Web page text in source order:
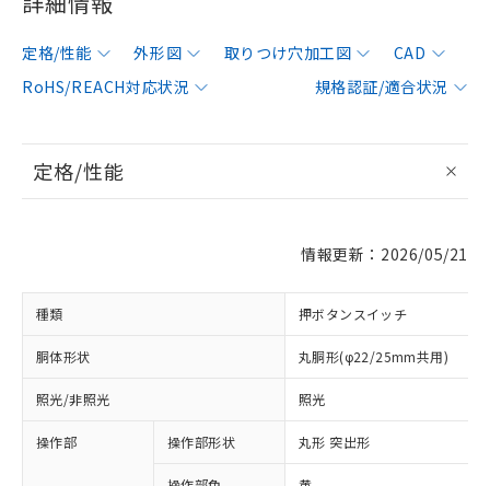
定格/性能 外形図 取りつけ穴加工図
CAD
RoHS/REACH対応状況
規格認証/適合状況
定格/性能
情報更新：2026/05/21
種類 押ボタンスイッチ
胴体形状 丸胴形(φ22/25mm共用)
照光/非照光 照光
操作部 操作部形状 丸形 突出形